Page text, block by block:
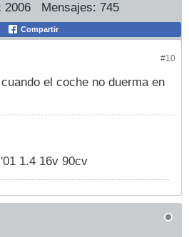
2006 Mensajes: 745
Compartir
#10
el coche no duerma en
1.4 16v 90cv